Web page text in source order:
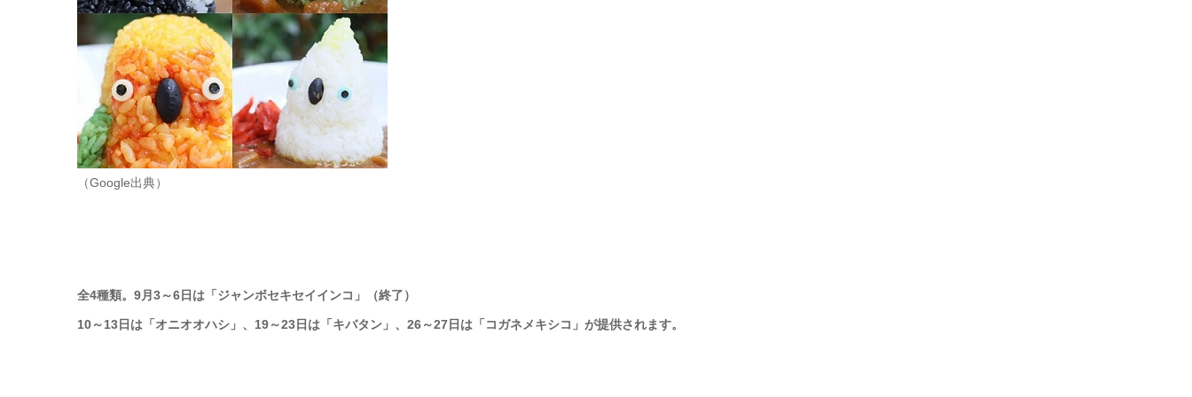
（Google出典）
全4種類。9月3～6日は「ジャンボセキセイインコ」（終了）
10～13日は「オニオオハシ」、19～23日は「キバタン」、26～27日は「コガネメキシコ」が提供されます。